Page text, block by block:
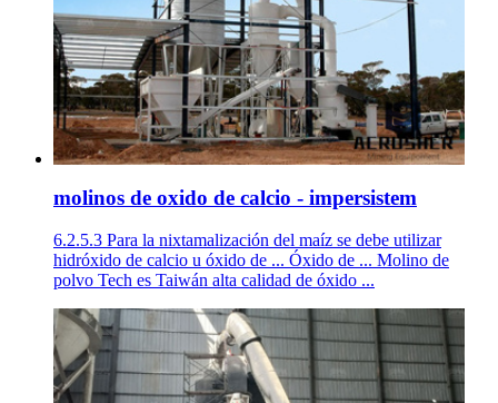
molinos de oxido de calcio - impersistem
6.2.5.3 Para la nixtamalización del maíz se debe utilizar
hidróxido de calcio u óxido de ... Óxido de ... Molino de
polvo Tech es Taiwán alta calidad de óxido ...